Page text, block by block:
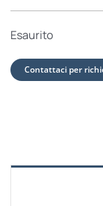
Esaurito
Contattaci per